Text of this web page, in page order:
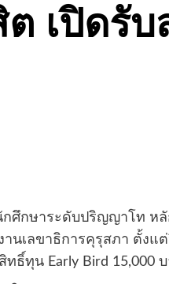
ต เปิดรั
กศึกษาระดับปริญญาโท
นเลขาธิการคุรุสภา ตั้ง
ธิ์ทุน Early Bird 15,000